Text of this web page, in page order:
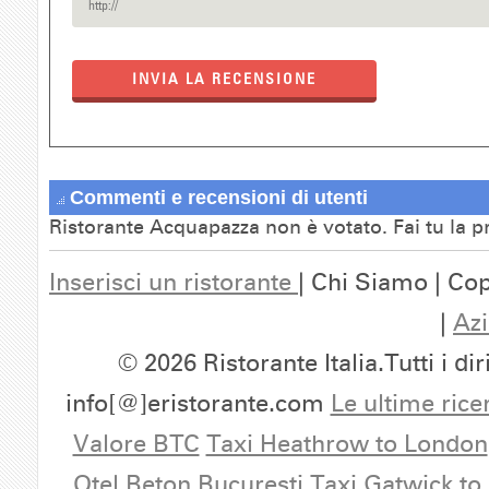
INVIA LA RECENSIONE
Commenti e recensioni di utenti
Ristorante Acquapazza non è votato. Fai tu la
Inserisci un ristorante | Chi Siamo |
|
© 2026 Ristorante Italia.Tutti i
info[@]eristorante.com Le ultime
Valore BTC Taxi Heathrow to London